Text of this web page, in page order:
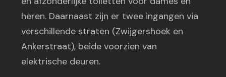
heren. Daarnaast zijn er twee ingangen via
verschillende straten (Zwijgershoek en
Ankerstraat), beide voorzien van
elektrische deuren.